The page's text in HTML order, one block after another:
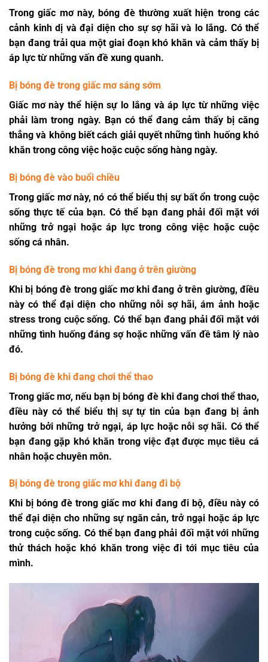
Trong giấc mơ này, bóng đè thường xuất hiện trong các
cảnh kinh dị và đại diện cho sự sợ hãi và lo lắng. Có thể
bạn đang trải qua một giai đoạn khó khăn và cảm thấy bị
áp lực từ những vấn đề xung quanh.
Bị bóng đè trong giấc mơ sáng sớm
Giấc mơ này thể hiện sự lo lắng và áp lực từ những việc
phải làm trong ngày. Bạn có thể đang cảm thấy bị căng
thẳng và không biết cách giải quyết những tình huống khó
khăn trong công việc hoặc cuộc sống hàng ngày.
Bị bóng đè vào buổi chiều
Trong giấc mơ này, nó có thể biểu thị sự bất ổn trong cuộc
sống thực tế của bạn. Có thể bạn đang phải đối mặt với
những trở ngại hoặc áp lực trong công việc hoặc cuộc
sống cá nhân.
Bị bóng đè trong mơ khi đang ở trên giường
Khi bị bóng đè trong giấc mơ khi đang ở trên giường, điều
này có thể đại diện cho những nỗi sợ hãi, ám ảnh hoặc
stress trong cuộc sống. Có thể bạn đang phải đối mặt với
những tình huống đáng sợ hoặc những vấn đề tâm lý nào
đó.
Bị bóng đè khi đang chơi thể thao
Trong giấc mơ, nếu bạn bị bóng đè khi đang chơi thể thao,
điều này có thể biểu thị sự tự tin của bạn đang bị ảnh
hưởng bởi những trở ngại, áp lực hoặc nỗi sợ hãi. Có thể
bạn đang gặp khó khăn trong việc đạt được mục tiêu cá
nhân hoặc chuyên môn.
Bị bóng đè trong giấc mơ khi đang đi bộ
Khi bị bóng đè trong giấc mơ khi đang đi bộ, điều này có
thể đại diện cho những sự ngăn cản, trở ngại hoặc áp lực
trong cuộc sống. Có thể bạn đang phải đối mặt với những
thử thách hoặc khó khăn trong việc đi tới mục tiêu của
mình.